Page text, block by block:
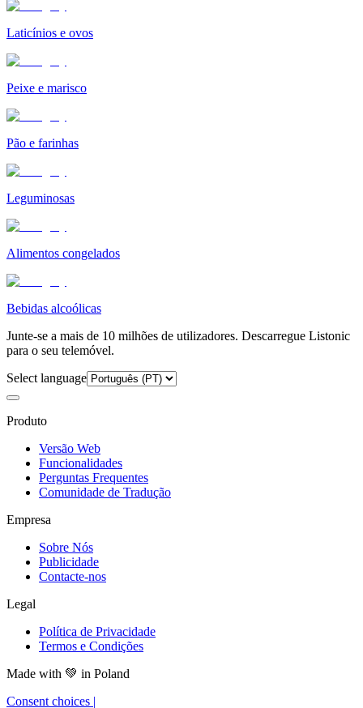
Laticínios e ovos
Peixe e marisco
Pão e farinhas
Leguminosas
Alimentos congelados
Bebidas alcoólicas
Junte-se a mais de 10 milhões de utilizadores. Descarregue Listonic
para o seu telemóvel.
Select language
Produto
Versão Web
Funcionalidades
Perguntas Frequentes
Comunidade de Tradução
Empresa
Sobre Nós
Publicidade
Contacte-nos
Legal
Política de Privacidade
Termos e Condições
Made with 💚 in Poland
Consent choices |